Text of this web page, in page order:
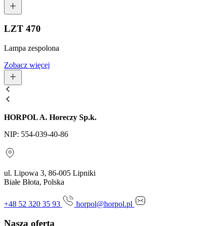
LZT 470
Lampa zespolona
Zobacz więcej
HORPOL A. Horeczy Sp.k.
NIP: 554-039-40-86
ul. Lipowa 3, 86-005 Lipniki
Białe Błota, Polska
+48 52 320 35 93 horpol@horpol.pl
Nasza oferta